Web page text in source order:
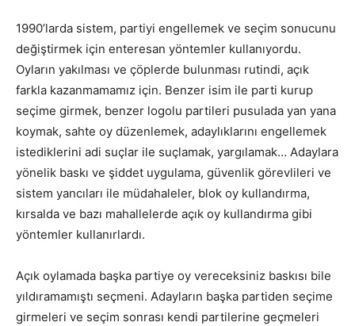
1990’larda sistem, partiyi engellemek ve seçim sonucunu
değiştirmek için enteresan yöntemler kullanıyordu.
Oyların yakılması ve çöplerde bulunması rutindi, açık
farkla kazanmamamız için. Benzer isim ile parti kurup
seçime girmek, benzer logolu partileri pusulada yan yana
koymak, sahte oy düzenlemek, adaylıklarını engellemek
istediklerini adi suçlar ile suçlamak, yargılamak… Adaylara
yönelik baskı ve şiddet uygulama, güvenlik görevlileri ve
sistem yancıları ile müdahaleler, blok oy kullandırma,
kırsalda ve bazı mahallelerde açık oy kullandırma gibi
yöntemler kullanırlardı.
Açık oylamada başka partiye oy vereceksiniz baskısı bile
yıldıramamıştı seçmeni. Adayların başka partiden seçime
girmeleri ve seçim sonrası kendi partilerine geçmeleri